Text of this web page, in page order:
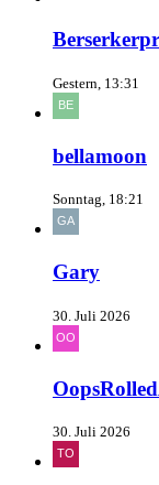
Gestern, 13:31
bellamoon
Sonntag, 18:21
Gary
30. Juli 2026
30. Juli 2026